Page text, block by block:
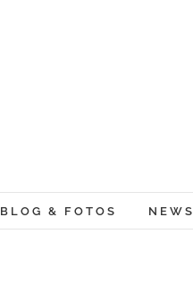
BLOG & FOTOS NEWS